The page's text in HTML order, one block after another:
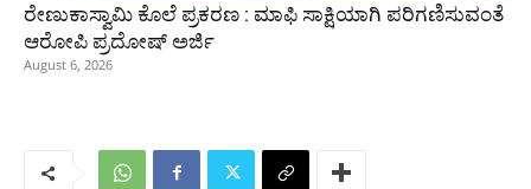
ರೇಣುಕಾಸ್ವಾಮಿ ಕೊಲೆ ಪ್ರಕರಣ : ಮಾಫಿ ಸಾಕ್ಷಿಯಾಗಿ ಪರಿಗಣಿಸುವಂತೆ
ಆರೋಪಿ ಪ್ರದೋಷ್‌ ಅರ್ಜಿ
August 6, 2026